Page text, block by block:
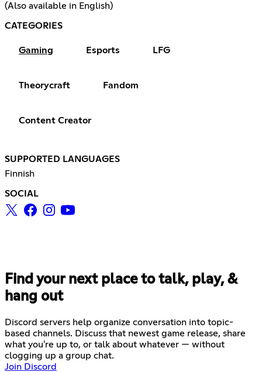
(Also available in English)
CATEGORIES
Gaming Esports LFG
Theorycraft Fandom
Content Creator
SUPPORTED LANGUAGES
Finnish
SOCIAL
Find your next place to talk, play, &
hang out
Discord servers help organize conversation into topic-
based channels. Discuss that newest game release, share
what you're up to, or talk about whatever — without
clogging up a group chat.
Join Discord